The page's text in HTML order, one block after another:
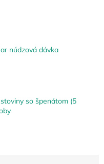
núdzová dávka
so špenátom (5